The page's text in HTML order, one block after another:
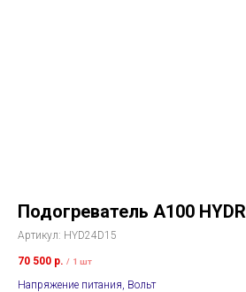
Подогреватель A100
Артикул: HYD24D15
70 500 р. / 1 шт
Напряжение питания, Вольт